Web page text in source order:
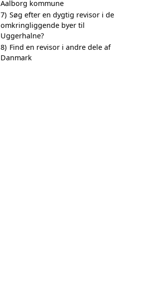
Aalborg kommune
7) Søg efter en dygtig revisor i de
omkringliggende byer til
Uggerhalne?
8) Find en revisor i andre dele af
Danmark